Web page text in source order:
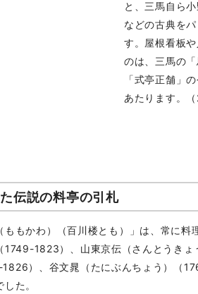
と、三馬自ら
などの古典を
す。屋根看板
のは、三馬の
「式亭正舗」
あたります。
伝説の料亭の引札
もかわ）（百川楼とも）」は、常に料
1749-1823）、山東京伝（さんとうき
1826）、谷文晁（たにぶんちょう）（
た。